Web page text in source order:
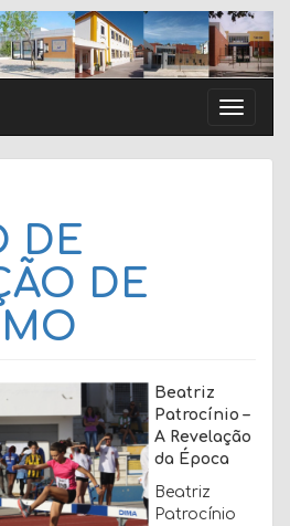
Toggle
DE
DE
Beatriz
Patrocínio –
A Revelação
da Época
Beatriz
Patrocínio